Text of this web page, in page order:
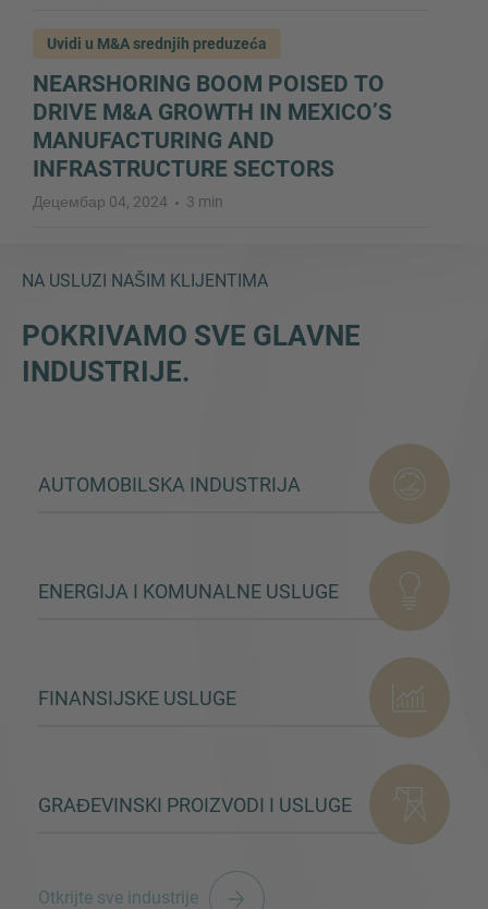
Uvidi u M&A srednjih preduzeća
NEARSHORING BOOM POISED TO
DRIVE M&A GROWTH IN MEXICO’S
MANUFACTURING AND
INFRASTRUCTURE SECTORS
Децембар 04, 2024 3 min
NA USLUZI NAŠIM KLIJENTIMA
POKRIVAMO SVE GLAVNE
INDUSTRIJE.
AUTOMOBILSKA INDUSTRIJA
ENERGIJA I KOMUNALNE USLUGE
FINANSIJSKE USLUGE
GRAĐEVINSKI PROIZVODI I USLUGE
Otkrijte sve industrije